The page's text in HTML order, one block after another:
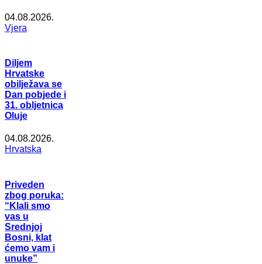
04.08.2026.
Vjera
Diljem
Hrvatske
obilježava se
Dan pobjede i
31. obljetnica
Oluje
04.08.2026.
Hrvatska
Priveden
zbog poruka:
“Klali smo
vas u
Srednjoj
Bosni, klat
ćemo vam i
unuke”